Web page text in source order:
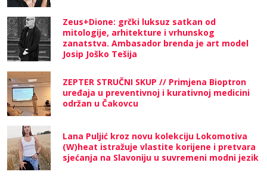
Zeus+Dione: grčki luksuz satkan od
mitologije, arhitekture i vrhunskog
zanatstva. Ambasador brenda je art model
Josip Joško Tešija
ZEPTER STRUČNI SKUP // Primjena Bioptron
uređaja u preventivnoj i kurativnoj medicini
održan u Čakovcu
Lana Puljić kroz novu kolekciju Lokomotiva
(W)heat istražuje vlastite korijene i pretvara
sjećanja na Slavoniju u suvremeni modni jezik